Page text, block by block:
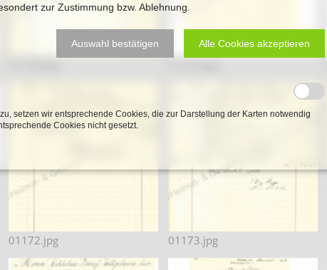
01172.jpg 01173.jpg
zur Zustimmung bzw. Ablehnung.
Auswahl bestätigen Alle Cookies akzeptieren
setzen wir entsprechende Cookies, die zur Darstellung der Karten notwendig
Cookies nicht gesetzt.